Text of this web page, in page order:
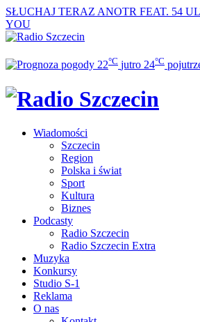
SŁUCHAJ TERAZ ANOTR FEAT. 54
YOU
22°C jutro 24°C
Wiadomości
Szczecin
Region
Polska i świat
Sport
Kultura
Biznes
Podcasty
Radio Szczecin
Radio Szczecin Extra
Muzyka
Konkursy
Studio S-1
Reklama
O nas